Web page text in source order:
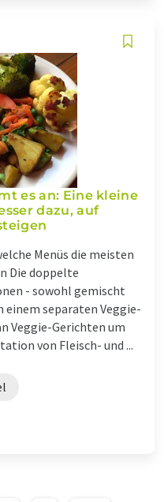
es an: Eine kleine
dazu, auf
Menüs die meisten
Die doppelte
- sowohl gemischt
einem separaten Veggie-
Veggie-Gerichten um
von Fleisch- und ...